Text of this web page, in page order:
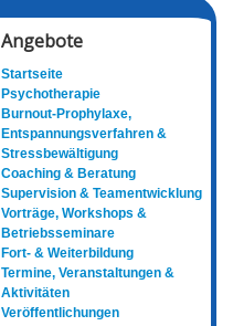
Angebote
Startseite
Psychotherapie
Burnout-Prophylaxe,
Entspannungsverfahren &
Stressbewältigung
Coaching & Beratung
Supervision & Teamentwicklung
Vorträge, Workshops &
Betriebsseminare
Fort- & Weiterbildung
Termine, Veranstaltungen &
Aktivitäten
Veröffentlichungen